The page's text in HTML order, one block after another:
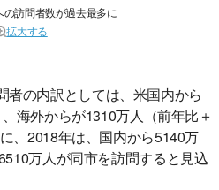
訪問者数が過去最多に
拡大する
の内訳としては、米国内から
海外からが1310万人（前年比＋
、2018年は、国内から5140万
万人が同市を訪問すると見込